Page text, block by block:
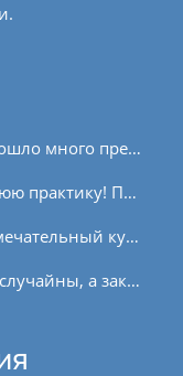
За эти полгода обучения произошло много преобразований: внутренних и, как следствие, внешних. Очень ценна возможность получить и применять сущностные знания! Начала интересоваться...
Благодарю за отличную утреннюю практику! Практикую с закрытыми глазами, несмотря на то что иногда схожу с коврика:) так легче концентрироваться! Пока концентрируюсь на Сурью или в...
Екатерина, спасибо за такой замечательный курс! Очень понравилась ваша структурирования подача материала. Я многое моменты законспектировала и есть сильное намерение продолжать...
Как говорят, «…случайности не случайны, а закономерны…». Ещё до беременности мы с мужем постепенно перешли на осознанное питание, он закончил курсы преподавателя йоги, стал...